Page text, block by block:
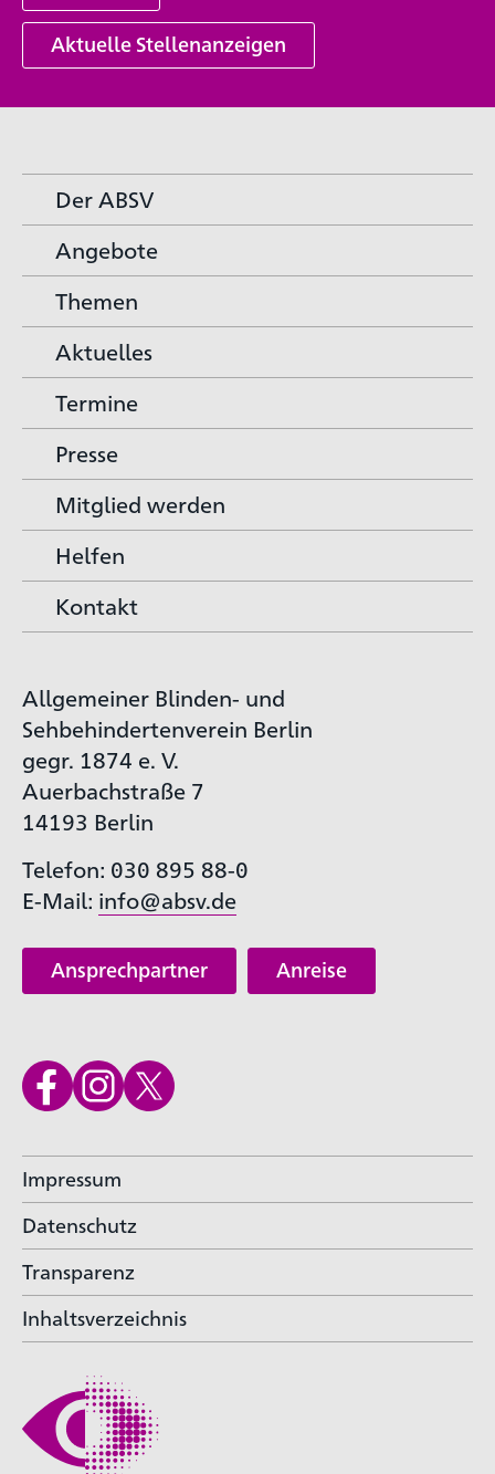
Aktuelle Stellenanzeigen
Der ABSV
Angebote
Themen
Aktuelles
Termine
Presse
Mitglied werden
Helfen
Kontakt
Allgemeiner Blinden- und
Sehbehindertenverein Berlin
gegr. 1874 e. V.
Auerbachstraße 7
14193 Berlin
Telefon: 030 895 88-0
E-Mail: info@absv.de
Ansprechpartner Anreise
Impressum
Datenschutz
Transparenz
Inhaltsverzeichnis